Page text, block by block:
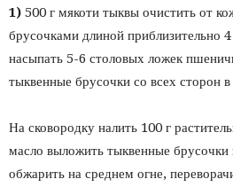
1) 500 г мякоти тыквы очистить от
брусочками длиной приблизительно
насыпать 5-6 столовых ложек
тыквенные брусочки со всех сторон
На сковородку налить 100 г
масло выложить тыквенные
обжарить на среднем огне,